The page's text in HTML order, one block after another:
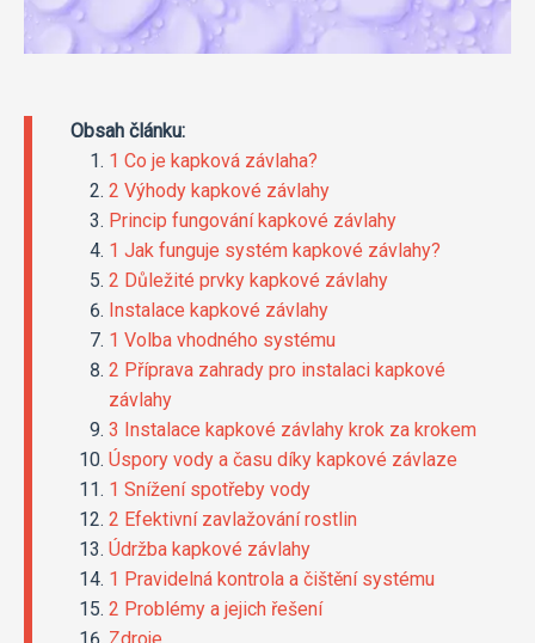
Obsah článku:
1 Co je kapková závlaha?
2 Výhody kapkové závlahy
Princip fungování kapkové závlahy
1 Jak funguje systém kapkové závlahy?
2 Důležité prvky kapkové závlahy
Instalace kapkové závlahy
1 Volba vhodného systému
2 Příprava zahrady pro instalaci kapkové
závlahy
3 Instalace kapkové závlahy krok za krokem
Úspory vody a času díky kapkové závlaze
1 Snížení spotřeby vody
2 Efektivní zavlažování rostlin
Údržba kapkové závlahy
1 Pravidelná kontrola a čištění systému
2 Problémy a jejich řešení